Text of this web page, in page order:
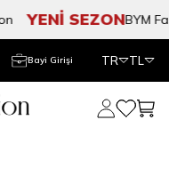
YENİ SEZONBYM
Bayi Girişi TR TL
Hesabım